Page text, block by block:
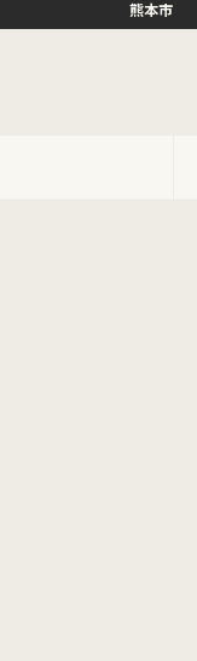
熊本市